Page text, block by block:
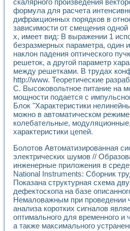
Разработка
Система блокировок,
Система сбора данных и
Управление
Разработка
Использование
Оборудование для
Автоматизация
Применение измерителя
Исследование
Стенд для исследования
Автоматизация
Измерительный
Моделирование
Автоматизация
Автоматизированные
Виртуальный прибор
Использование
Использование
Лабораторный
Лабораторный
Лабораторный
Опыт использования NI
скалярного произведения
формула для расчета
дифракционных порядков в
зависимости от смещения
х, имеет вид: В выражении 1
безразмерных параметра, один
наклон падения оптического
решеток, а другой параметр
между решетками. В трудах
http://www. Теоретические
С. Высоковольтное питание на
мощности подается с
Блок "Характеристики
можно в автоматическом
колебательные, модуляционные,
характеристики цепей.
Болотов Автоматизированная
электрических шумов //
инженерные приложения в
National Instruments: Сборник
Показана структурная схема
дефектоскопа на базе
Немаловажным при проведении
анализа коротких сигналов
оптимального для временного и
а также максимального